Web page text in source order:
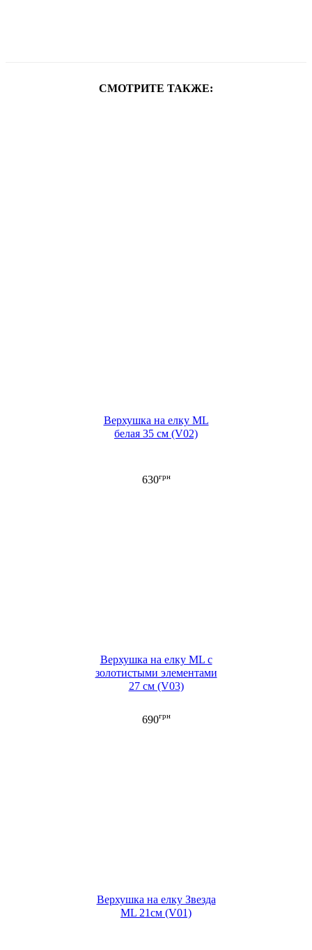
СМОТРИТЕ ТАКЖЕ:
Верхушка на елку ML
белая 35 см (V02)
630грн
Верхушка на елку ML с
золотистыми элементами
27 см (V03)
690грн
Верхушка на елку Звезда
ML 21см (V01)